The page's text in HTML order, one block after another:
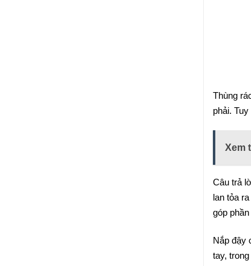
Thùng
phải.
Xem
Câu trả
lan tỏa
góp
Nắp đậy
tay,